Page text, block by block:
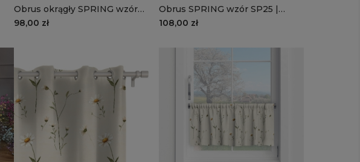
Obrus okrągły SPRING wzór
SP25 | stokrotki
98,00 zł
Obrus SPRING wzór SP25 |
stokrotki
108,00 zł